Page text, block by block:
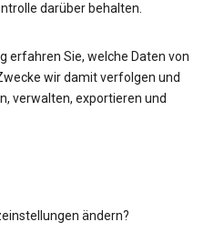
darüber behalten.
erfahren Sie, welche Daten von
wir damit verfolgen und
verwalten, exportieren und
ändern?